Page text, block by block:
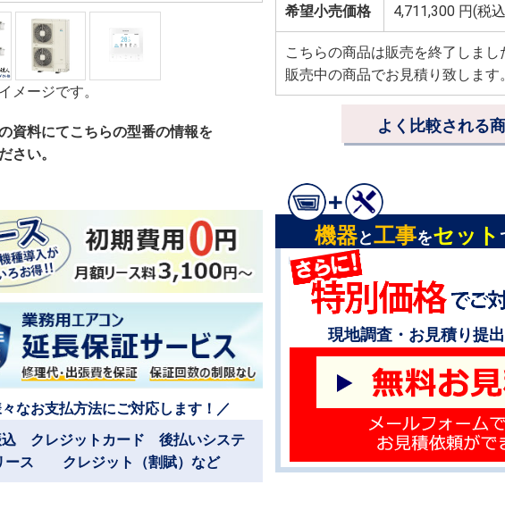
メージです。
資料にてこちらの型番の情報を
さい。
希望小売価格 4,711,300 円(税
こちらの商品は販売を終了しまし
販売中の商品でお見積り致します。
よく比較される
なお支払方法にご対応します！／
込 クレジットカード 後払いシステ
ス クレジット（割賦）など
機器と工事をセット
現地調査・お見積り提